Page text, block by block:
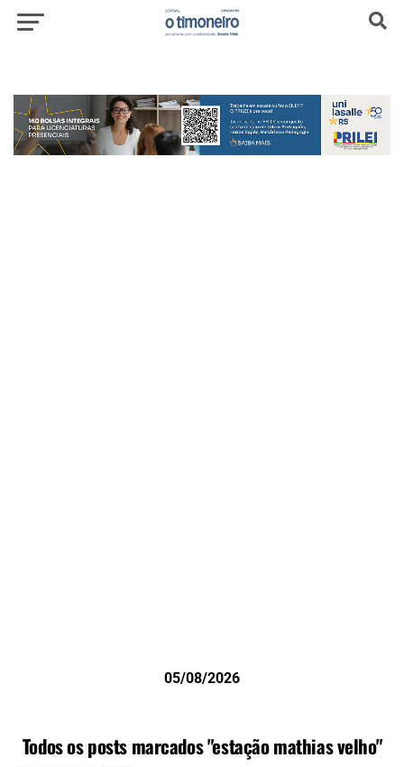
05/08/2026
Todos os posts marcados "estação mathias velho"